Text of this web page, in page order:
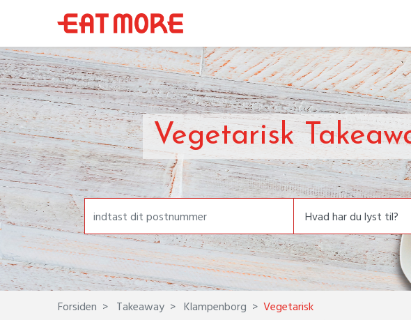
Vegetarisk
Forsiden Takeaway Klampenborg Vegetarisk